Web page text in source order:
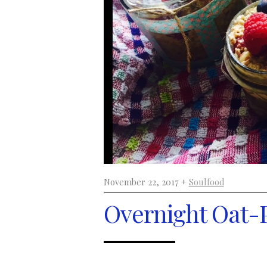
November 22, 2017 + Soulfood
Overnight Oat-